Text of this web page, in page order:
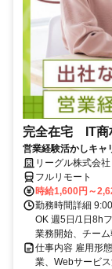
完全在宅 IT商
営業経験活かしキ
リーグル株式会社
フルリモート
時給1,600円～
勤務時間詳細
OK 週5日/1日8h
業務開始、チー
仕事内容 雇用形
業、Webサービ